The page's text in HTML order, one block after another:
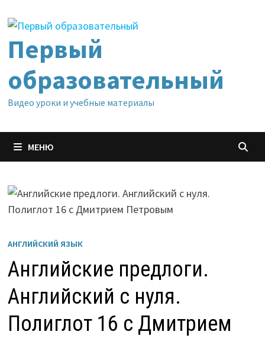
содержимому
Первый
образовательный
Видео уроки и учебные материалы
МЕНЮ
АНГЛИЙСКИЙ ЯЗЫК
Английские предлоги.
Английский с нуля.
Полиглот 16 с Дмитрием